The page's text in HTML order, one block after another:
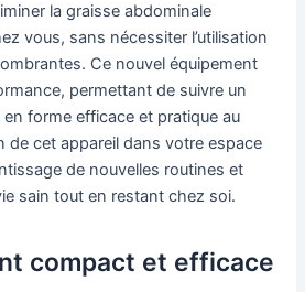
la graisse abdominale
vous, sans nécessiter l’utilisation
Ce nouvel équipement
permettant de suivre un
forme efficace et pratique au
de cet appareil dans votre espace
de nouvelles routines et
sain tout en restant chez soi.
compact et efficace